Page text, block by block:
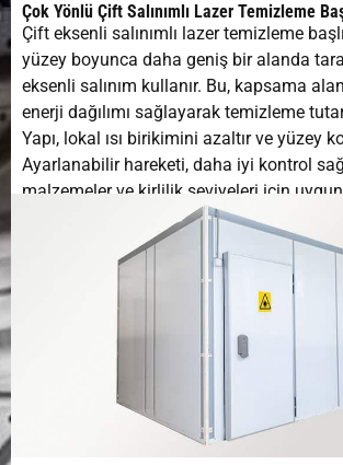
Çok Yönlü Çift Salınımlı Lazer Temizleme
Çift eksenli salınımlı lazer temizleme
yüzey boyunca daha geniş bir alanda
eksenli salınım kullanır. Bu, kapsama
enerji dağılımı sağlayarak temizleme
Yapı, lokal ısı birikimini azaltır ve yüzey
Ayarlanabilir hareketi, daha iyi kontrol
malzemeler ve kirlilik seviyeleri için